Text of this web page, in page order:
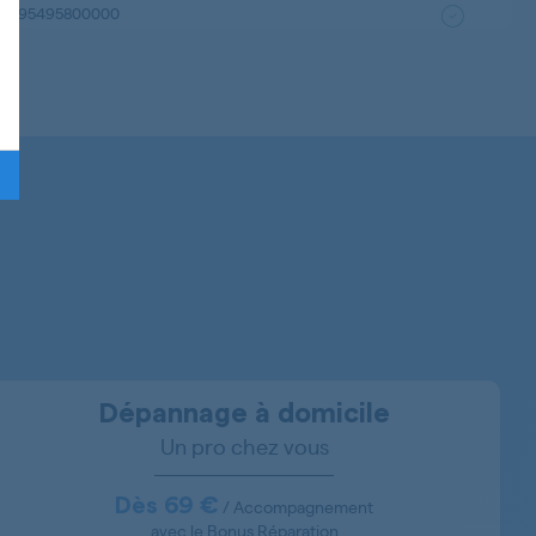
95495800000
854011322304
Dépannage à domicile
Un pro chez vous
Dès 69 € / Accompagnement
avec le Bonus Réparation